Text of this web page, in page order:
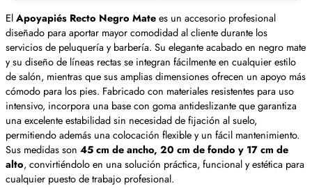
ElApoyapiés Recto Negro Matees un accesorio profesional
diseñado para aportar mayor comodidad al cliente durante los
servicios de peluquería y barbería. Su elegante acabado en negro mate
y su diseño de líneas rectas se integran fácilmente en cualquier estilo
de salón, mientras que sus amplias dimensiones ofrecen un apoyo más
cómodo para los pies. Fabricado con materiales resistentes para uso
intensivo, incorpora una base con goma antideslizante que garantiza
una excelente estabilidad sin necesidad de fijación al suelo,
permitiendo además una colocación flexible y un fácil mantenimiento.
Sus medidas son 45 cm de ancho, 20 cm de fondo y 17 cm de
alto, convirtiéndolo en una solución práctica, funcional y estética para
cualquier puesto de trabajo profesional.